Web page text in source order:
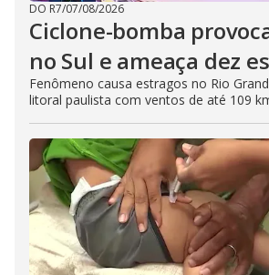
DO R7/07/08/2026
Ciclone-bomba
no Sul e ameaça dez
Fenômeno causa estragos no Rio
litoral paulista com ventos de até 109